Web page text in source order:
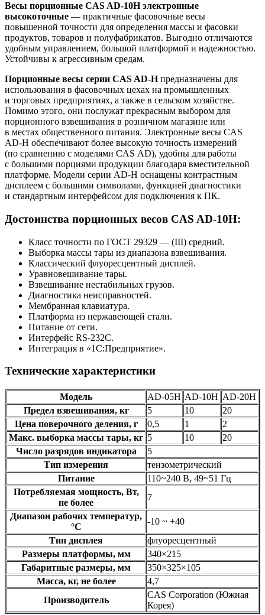
Весы порционные CAS AD-10Hэлектронные
высокоточные — практичные фасовочные весы
повышенной точности для определения массы и фасовки
продуктов, товаров и полуфабрикатов. Выгодно отличаются
удобным управлением, большой платформой и надежностью.
Устойчивы к агрессивным средам.
Порционные весы серии CAS AD-Hпредназначены для
использования в фасовочных цехах на промышленных
и торговых предприятиях, а также в сельском хозяйстве.
Помимо этого, они послужат прекрасным выбором для
порционного взвешивания в розничном магазине или
в местах общественного питания. Электронные весы CAS
AD-H обеспечивают более высокую точность измерений
(по сравнению с моделями CAS AD), удобны для работы
с большими порциями продукции благодаря вместительной
платформе. Модели серии AD-H оснащены контрастным
дисплеем с большими символами, функцией диагностики
и стандартным интерфейсом для подключения к ПК.
Достоинства порционных весов CAS AD-10H:
Класс точности по ГОСТ 29329 — (III) средний.
Выборка массы тары из диапазона взвешивания.
Классический флуоресцентный дисплей.
Уравновешивание тары.
Взвешивание нестабильных грузов.
Диагностика неисправностей.
Мембранная клавиатура.
Платформа из нержавеющей стали.
Питание от сети.
Интерфейс RS-232С.
Интеграция в «1С:Предприятие».
Технические характеристики
Модель AD-05H AD-10H AD-20H
Предел взвешивания, кг
5 10
20
Цена поверочного деления, г
0,5 1
2
Макс. выборка массы тары, кг 5 10
20
Число разрядов индикатора
5
Тип измерения
тензометрический
Питание
110~240 В, 49~51 Гц
Потребляемая мощность, Вт,
не более
7
Диапазон рабочих температур,
°C
-10 ~ +40
Тип дисплея
флуоресцентный
Размеры платформы, мм
340×215
Габаритные размеры, мм
350×325×105
Масса, кг, не более
4,7
Производитель
CAS Corporation (Южная
Корея)